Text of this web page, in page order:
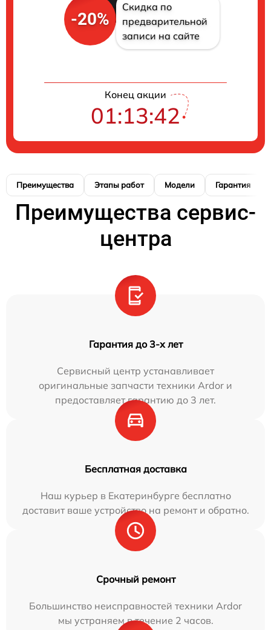
-20%
Скидка по
предварительной
записи на сайте
Конец акции
01:13:41
Преимущества Этапы работ Модели Гарантия
Преимущества сервис-
центра
Гарантия до 3-х лет
Сервисный центр устанавливает
оригинальные запчасти техники Ardor и
предоставляет гарантию до 3 лет.
Бесплатная доставка
Наш курьер в Екатеринбурге бесплатно
доставит ваше устройство на ремонт и обратно.
Срочный ремонт
Большинство неисправностей техники Ardor
мы устраняем в течение 2 часов.